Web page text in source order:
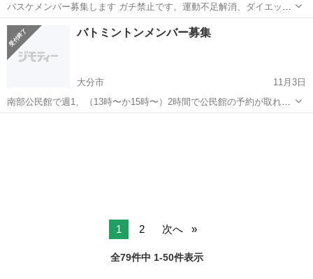
バスケメンバー募集します ガチ禁止です。運動不足解消、ダイエッ
ト、ストレス発散あくまでもエンジョイです。 フィットネスです、 1
あいさつは、きちんとしましょう。 2パスを出さない、1人よがりのプ
大分 バスケットボール ライン
バトミントンメンバー募集
大分市
11月3日
南部公民館で週1、（13時〜か15時〜）2時間で公民館の予約が取れる
平日でやっています。 女性のみのチームです 基本的には来れる日だけ
1 2 次へ
全79件中 1-50件表示